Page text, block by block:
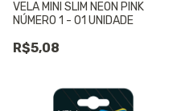
VELA MINI SLIM NEON PINK
NÚMERO 1 - 01 UNIDADE
R$5,08